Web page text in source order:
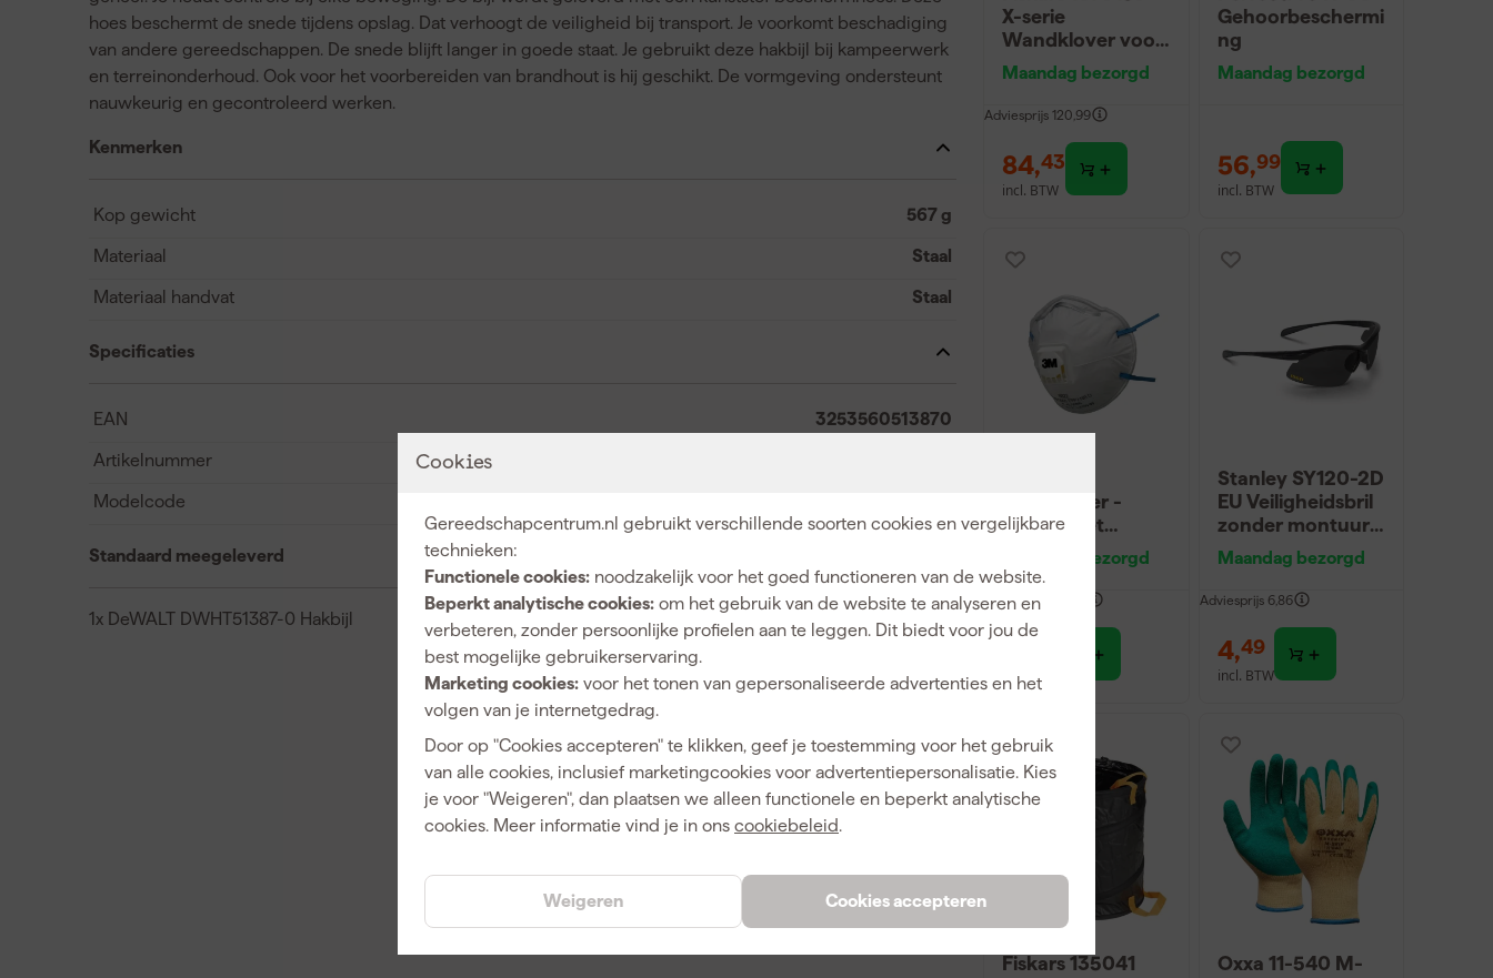
Cookies
Gereedschapcentrum.nl gebruikt verschillende soorten cookies en vergelijkbare
technieken:
Functionele cookies: noodzakelijk voor het goed functioneren van de website.
Beperkt analytische cookies: om het gebruik van de website te analyseren en
verbeteren, zonder persoonlijke profielen aan te leggen. Dit biedt voor jou de
best mogelijke gebruikerservaring.
Marketing cookies: voor het tonen van gepersonaliseerde advertenties en het
volgen van je internetgedrag.
Door op "Cookies accepteren" te klikken, geef je toestemming voor het gebruik
van alle cookies, inclusief marketingcookies voor advertentiepersonalisatie. Kies
je voor "Weigeren", dan plaatsen we alleen functionele en beperkt analytische
cookies. Meer informatie vind je in ons cookiebeleid.
Cookies accepteren
Weigeren
hoes beschermt de snede tijdens opslag. Dat verhoogt de veiligheid bij transport. Je voorkomt beschadiging
van andere gereedschappen. De snede blijft langer in goede staat. Je gebruikt deze hakbijl bij kampeerwerk
en terreinonderhoud. Ook voor het voorbereiden van brandhout is hij geschikt. De vormgeving ondersteunt
nauwkeurig en gecontroleerd werken.
Kenmerken
Kop gewicht 567 g
Materiaal Staal
Materiaal handvat Staal
Specificaties
EAN 3253560513870
Artikelnummer
Modelcode
Standaard meegeleverd
1x DeWALT DWHT51387-0 Hakbijl
X-serie
Wandklover voor
aanmaakhout set
- 560mm
Maandag bezorgd
Adviesprijs 120,99
84,43
incl. BTW
Gehoorbeschermi
ng
Maandag bezorgd
56,99
incl. BTW
Stofmasker -
FFP2 - Met
Maandag bezorgd
Adviesprijs
incl. BTW
Stanley SY120-2D
EU Veiligheidsbril
zonder montuur -
Getint Glas
Maandag bezorgd
Adviesprijs 6,86
4,49
incl. BTW
Fiskars 135041
Oxxa 11-540 M-